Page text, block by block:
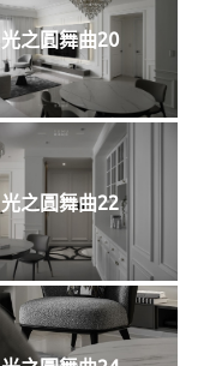
光之圓舞曲20
光之圓舞曲22